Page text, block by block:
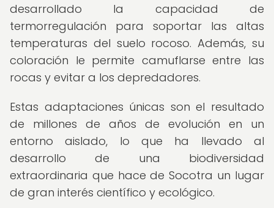
desarrollado la capacidad de
termorregulación para soportar las altas
temperaturas del suelo rocoso. Además, su
coloración le permite camuflarse entre las
rocas y evitar a los depredadores.
Estas adaptaciones únicas son el resultado
de millones de años de evolución en un
entorno aislado, lo que ha llevado al
desarrollo de una biodiversidad
extraordinaria que hace de Socotra un lugar
de gran interés científico y ecológico.